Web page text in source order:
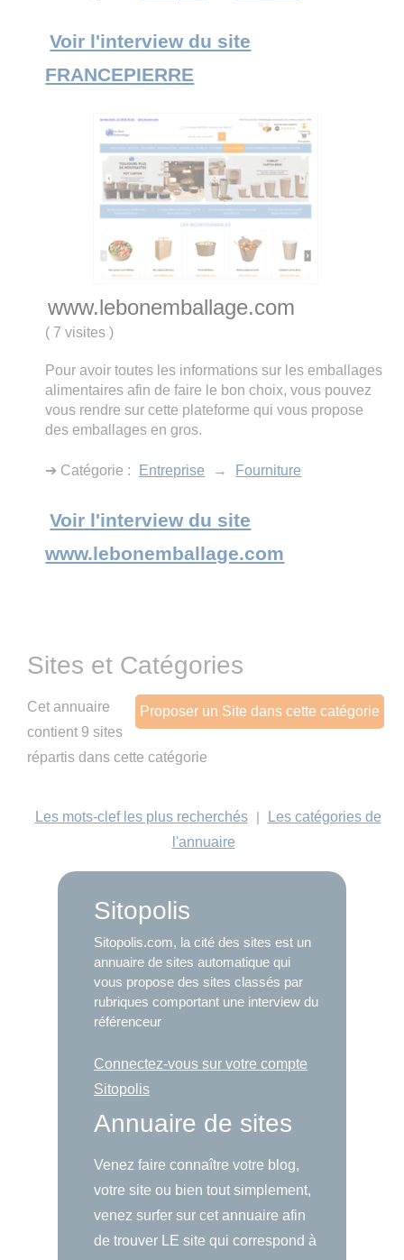
Voir l'interview du site
FRANCEPIERRE
www.lebonemballage.com
( 7 visites)
Pour avoir toutes les informations sur les emballages
alimentaires afin de faire le bon choix, vous pouvez
vous rendre sur cette plateforme qui vous propose
des emballages en gros.
➔ Catégorie : Entreprise → Fourniture
Voir l'interview du site
www.lebonemballage.com
Sites et Catégories
Proposer un Site dans cette catégorie
Cet annuaire
contient 9 sites
répartis dans cette catégorie
Les mots-clef les plus recherchés |
Les catégories de
l'annuaire
Sitopolis
Sitopolis.com, la cité des sites est un
annuaire de sites automatique qui
vous propose des sites classés par
rubriques comportant une interview du
référenceur
Connectez-vous sur votre compte
Sitopolis
Annuaire de sites
Venez faire connaître votre blog,
votre site ou bien tout simplement,
venez surfer sur cet annuaire afin
de trouver LE site qui correspond à